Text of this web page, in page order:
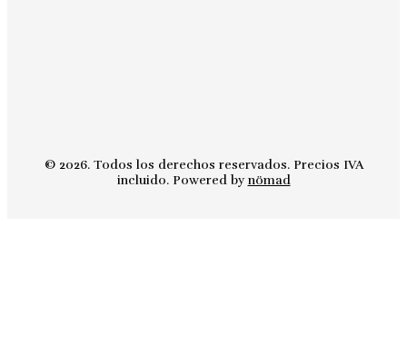
© 2026. Todos los derechos reservados. Precios IVA
incluido. Powered bynömad